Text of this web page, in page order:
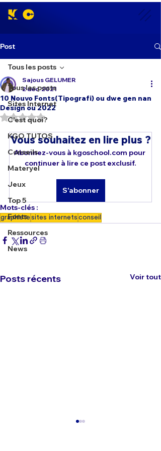
Post
Tous les posts
Sites Internet
C'est quoi?
KGO TUTOS
Conseils
Materyel
Jeux
Top 5
Fonts
Ressources
News
Tous les posts
10 Nouvo Fonts(Tipografi) ou dwe gen nan
Design ou 2022
Sajous GELUMER
2 déc. 2021
Noté NaN étoiles sur 5.
Vous souhaitez en lire plus ?
Abonnez-vous à kgoschool.com pour
continuer à lire ce post exclusif.
S'abonner
Mots-clés :
graphiste sites internets conseil
Posts récents Voir tout